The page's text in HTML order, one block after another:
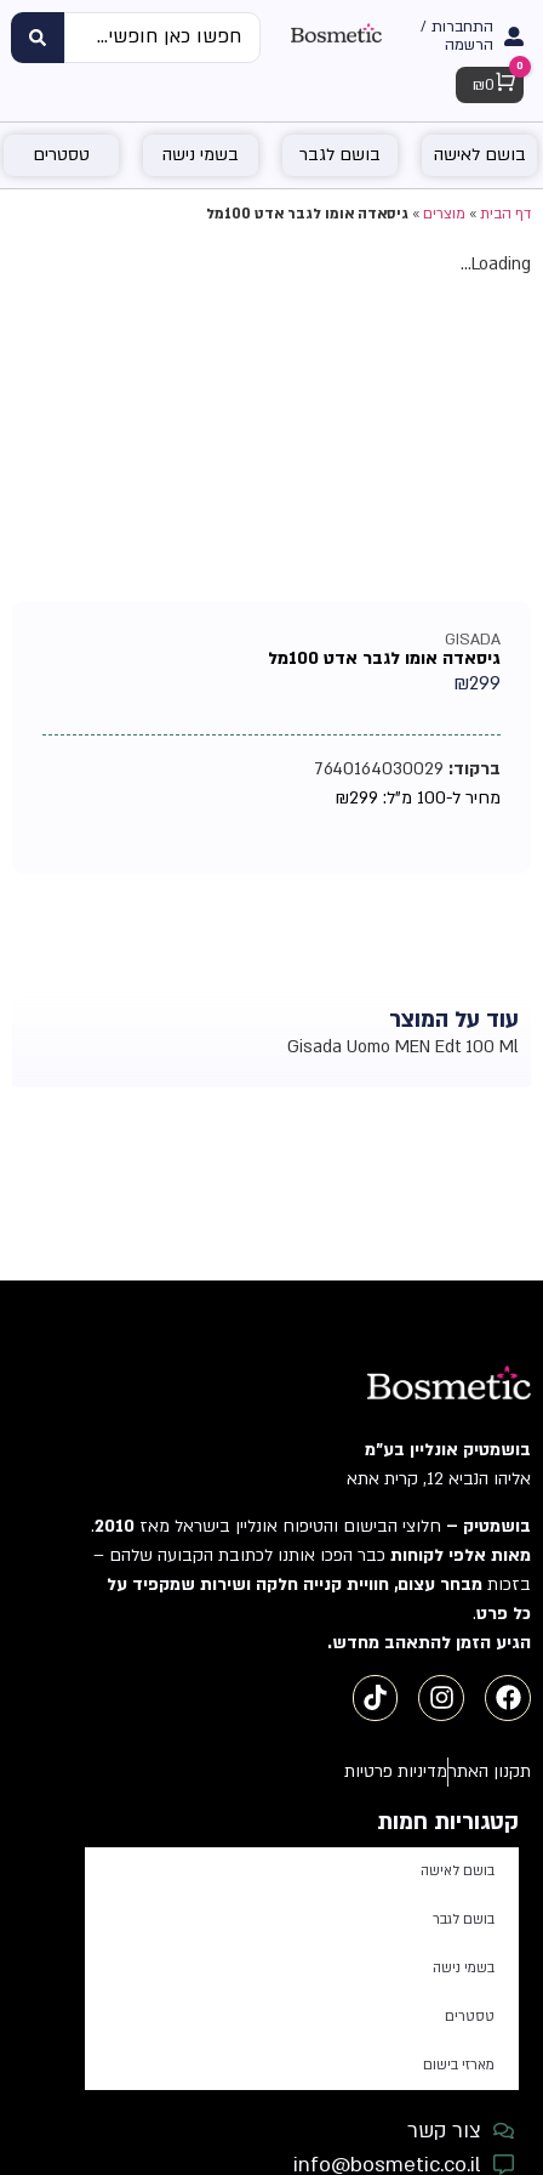
התחברות /
הרשמה
Cart
0
₪ 0
בושם לאישה בושם לגבר בשמי נישה טסטרים
דף הבית»מוצרים»גיסאדה אומו לגבר אדט 100מל
Loading...
GISADA
גיסאדה אומו לגבר אדט 100מל
₪299
ברקוד:7640164030029
מחיר ל-100 מ"ל:
₪299
עוד על המוצר
Gisada Uomo MEN Edt 100 Ml
בושמטיק אונליין בע"מ
אליהו הנביא 12, קרית אתא
בושמטיק –חלוצי הבישום והטיפוח אונליין בישראל מאז2010
.
מאות אלפי לקוחותכבר הפכו אותנו לכתובת הקבועה שלהם –
בזכותמבחר עצום, חוויית קנייה חלקה ושירות שמקפיד על
כל פרט.
הגיע הזמן להתאהב מחדש.
תקנון האתרמדיניות פרטיות
קטגוריות חמות
בושם לאישה
בושם לגבר
בשמי נישה
טסטרים
מארזי בישום
צור קשר
info@bosmetic.co.il